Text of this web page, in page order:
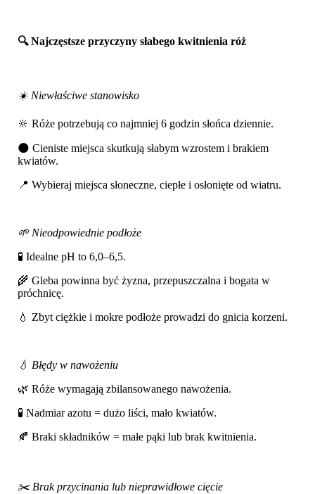
🔍 Najczęstsze przyczyny słabego kwitnienia róż
☀️ Niewłaściwe stanowisko
🔆 Róże potrzebują co najmniej 6 godzin słońca dziennie.
🌑 Cieniste miejsca skutkują słabym wzrostem i brakiem
kwiatów.
📍 Wybieraj miejsca słoneczne, ciepłe i osłonięte od wiatru.
🌱 Nieodpowiednie podłoże
🧪 Idealne pH to 6,0–6,5.
🌾 Gleba powinna być żyzna, przepuszczalna i bogata w
próchnicę.
💧 Zbyt ciężkie i mokre podłoże prowadzi do gnicia korzeni.
💧 Błędy w nawożeniu
🌿 Róże wymagają zbilansowanego nawożenia.
🧪 Nadmiar azotu = dużo liści, mało kwiatów.
🍂 Braki składników = małe pąki lub brak kwitnienia.
✂️ Brak przycinania lub nieprawidłowe cięcie